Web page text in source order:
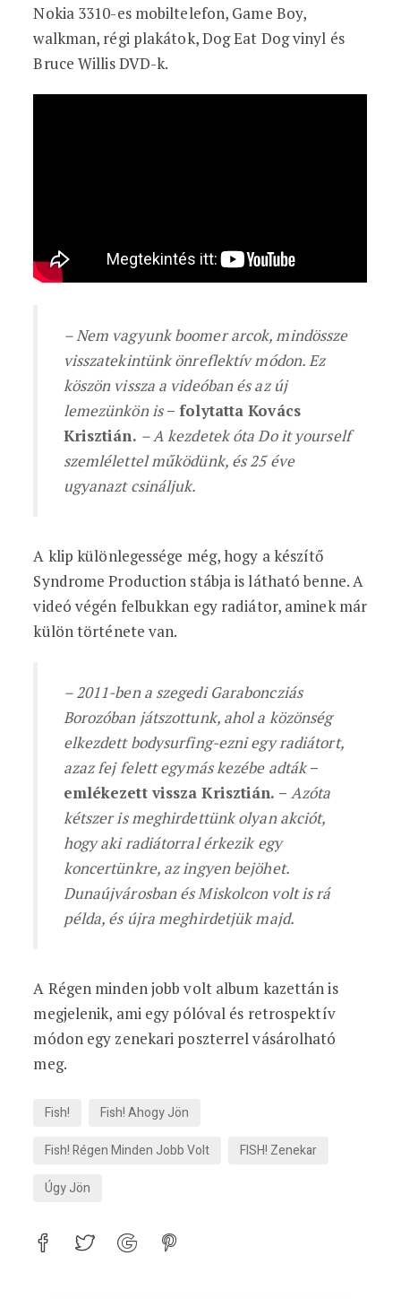
Nokia 3310-es mobiltelefon, Game Boy,
walkman, régi plakátok, Dog Eat Dog vinyl és
Bruce Willis DVD-k.
– Nem vagyunk boomer arcok, mindössze
visszatekintünk önreflektív módon. Ez
köszön vissza a videóban és az új
lemezünkön is– folytatta Kovács
Krisztián. – A kezdetek óta Do it yourself
szemlélettel működünk, és 25 éve
ugyanazt csináljuk.
A klip különlegessége még, hogy a készítő
Syndrome Production stábja is látható benne. A
videó végén felbukkan egy radiátor, aminek már
külön története van.
– 2011-ben a szegedi Garaboncziás
Borozóban játszottunk, ahol a közönség
elkezdett bodysurfing-ezni egy radiátort,
azaz fej felett egymás kezébe adták–
emlékezett vissza Krisztián. – Azóta
kétszer is meghirdettünk olyan akciót,
hogy aki radiátorral érkezik egy
koncertünkre, az ingyen bejöhet.
Dunaújvárosban és Miskolcon volt is rá
példa, és újra meghirdetjük majd.
A Régen minden jobb volt album kazettán is
megjelenik, ami egy pólóval és retrospektív
módon egy zenekari poszterrel vásárolható
meg.
Fish!
Fish! Ahogy Jön
Fish! Régen Minden Jobb Volt
FISH! Zenekar
Úgy Jön